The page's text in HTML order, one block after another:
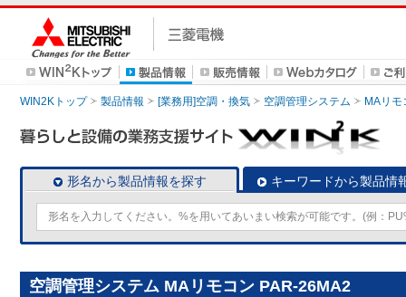
WIN2Kトップ 製品情報 [業務用]空調・換気 空調管理システム MAリモ
形名から製品情報を探す キーワードから製品情
空調管理システム MAリモコン PAR-26MA2